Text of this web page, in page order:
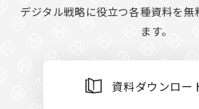
デジタル戦略に役立つ各種資料を無
ます。
資料ダウンロー